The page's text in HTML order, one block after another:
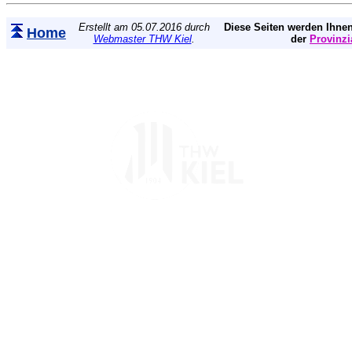
Home
Erstellt am 05.07.2016 durch
Webmaster THW Kiel.
Diese Seiten werden
der